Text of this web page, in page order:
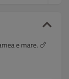
e mare. 🍗